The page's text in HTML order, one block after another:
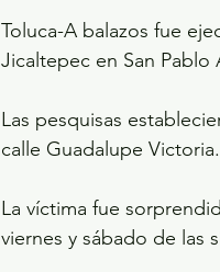
Toluca-A balazos fue
Jicaltepec en San Pablo
Las pesquisas
calle Guadalupe Victoria.
La víctima fue
viernes y sábado de las